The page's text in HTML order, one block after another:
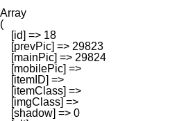
Array
(
    [id] => 18
    [prevPic] => 29823
    [mainPic] => 29824
    [mobilePic] =>
    [itemID] =>
    [itemClass] =>
    [imgClass] =>
    [shadow] => 0